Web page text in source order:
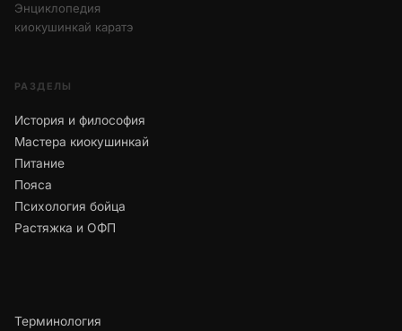
Энциклопедия
киокушинкай каратэ
РАЗДЕЛЫ
История и философия
Мастера киокушинкай
Питание
Пояса
Психология бойца
Растяжка и ОФП
Терминология